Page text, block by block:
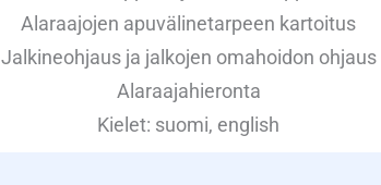
Alaraajojen apuvälinetarpeen kartoitus
Jalkineohjaus ja jalkojen omahoidon ohjaus
Alaraajahieronta
Kielet: suomi, english